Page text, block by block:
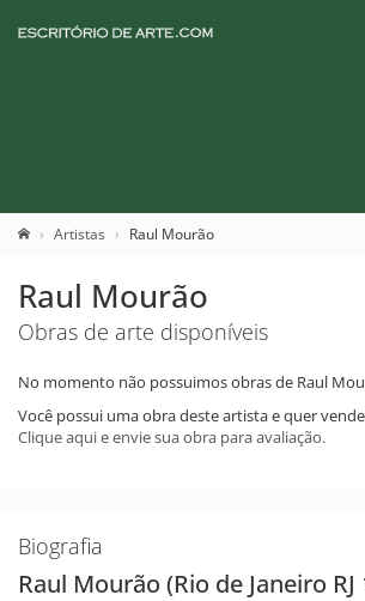
Artistas Raul Mourão
Raul Mourão
Obras de arte disponíveis
No momento não possuimos obras de Raul
Você possui uma obra deste artista e quer
Clique aqui e envie sua obra para avaliação.
Biografia
Raul Mourão (Rio de Janeiro RJ